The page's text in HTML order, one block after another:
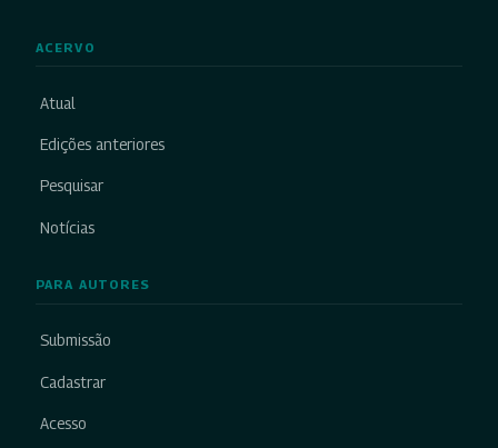
ACERVO
Atual
Edições anteriores
Pesquisar
Notícias
PARA AUTORES
Submissão
Cadastrar
Acesso